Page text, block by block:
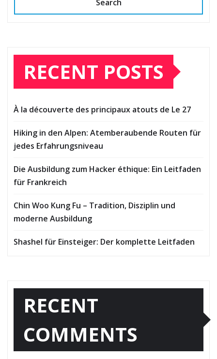
Search
RECENT POSTS
À la découverte des principaux atouts de Le 27
Hiking in den Alpen: Atemberaubende Routen für
jedes Erfahrungsniveau
Die Ausbildung zum Hacker éthique: Ein Leitfaden
für Frankreich
Chin Woo Kung Fu – Tradition, Disziplin und
moderne Ausbildung
Shashel für Einsteiger: Der komplette Leitfaden
RECENT
COMMENTS